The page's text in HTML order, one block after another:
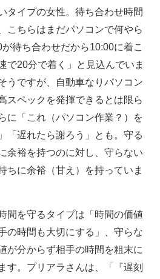
タイプの女性。待ち合わせ時間
こちらはまだパソコンで何やら
待ち合わせだから10:00に着こ
で20分で着く」と見込んでいま
うですが、自動車なりパソコン
スペックを発揮できるとは限ら
「これ（パソコン作業？）を
「遅れたら謝ろう」とも。守る
余裕を持つのに対し、守らない
ちに余裕（甘え）を持っていま
間を守るタイプは「時間の価値
の時間も大切にする」、守らな
が分からず相手の時間を粗末に
す。プリアラさんは、「『遅刻